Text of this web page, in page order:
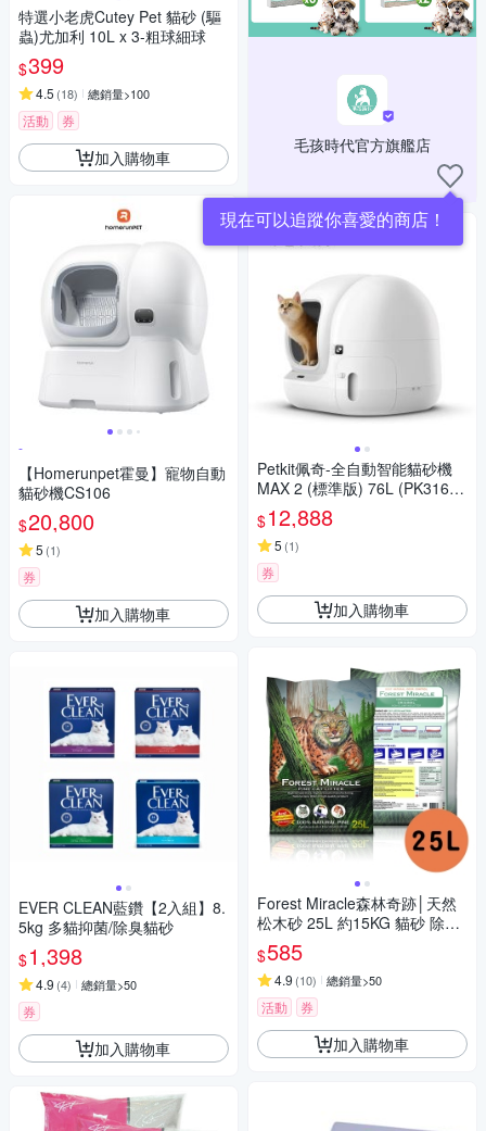
特選小老虎Cutey Pet 貓砂 (驅
蟲)尤加利 10L x 3-粗球細球
$399
4.5 (18) 總銷量>100
活動 券
加入購物車
-
【Homerunpet霍曼】寵物自動
貓砂機CS106
$20,800
5 (1)
券
加入購物車
EVER CLEAN藍鑽【2入組】8.
5kg 多貓抑菌/除臭貓砂
$1,398
4.9 (4) 總銷量>50
券
加入購物車
毛孩時代官方旗艦店
現在可以追蹤你喜愛的商店！
Petkit佩奇-全自動智能貓砂機
MAX 2 (標準版) 76L (PK31602
18) 自動貓砂盆 貓砂機 自動貓
砂機 貓砂盆
$12,888
5 (1)
券
加入購物車
Forest Miracle森林奇跡│天然
松木砂 25L 約15KG 貓砂 除臭
貓砂 不含甲醛 SGS認證
$585
4.9 (10) 總銷量>50
活動 券
加入購物車